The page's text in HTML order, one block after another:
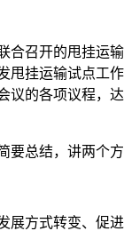
召开的甩挂运输
甩挂运输试点工
议的各项议程，
总结，讲两个
方式转变、促进